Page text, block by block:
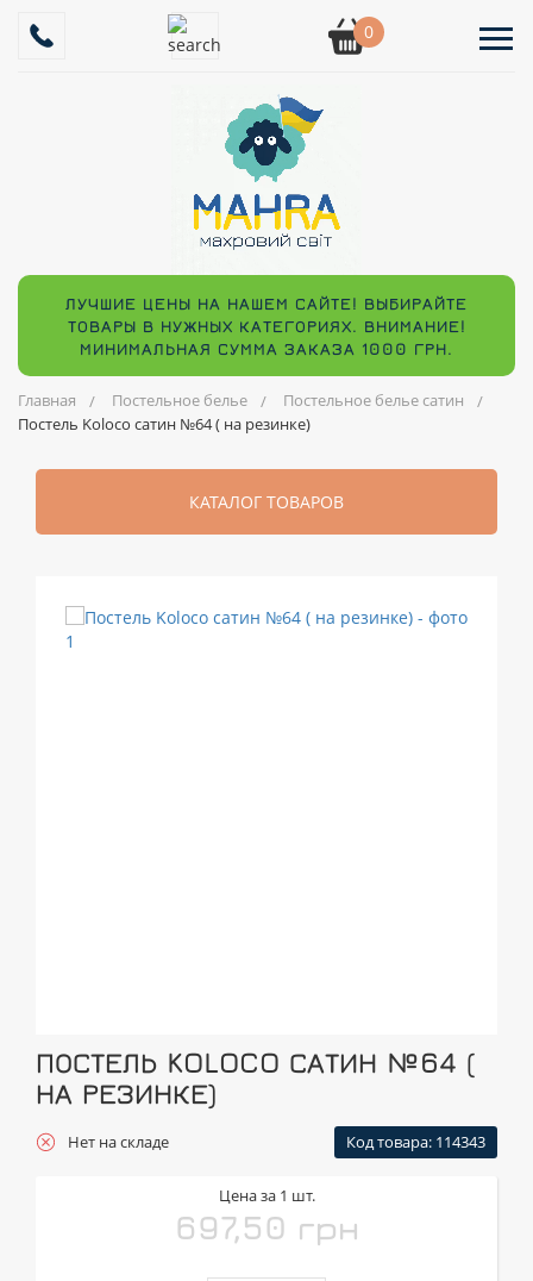
0
ЛУЧШИЕ ЦЕНЫ НА НАШЕМ САЙТЕ! ВЫБИРАЙТЕ
ТОВАРЫ В НУЖНЫХ КАТЕГОРИЯХ. ВНИМАНИЕ!
МИНИМАЛЬНАЯ СУММА ЗАКАЗА 1000 ГРН.
Главная Постельное белье
Постельное белье сатин
Постель Koloco сатин №64 ( на резинке)
КАТАЛОГ ТОВАРОВ
ПОСТЕЛЬ KOLOCO САТИН №64 (
НА РЕЗИНКЕ)
Нет на складе Код товара: 114343
Цена за 1 шт.
697,50 грн